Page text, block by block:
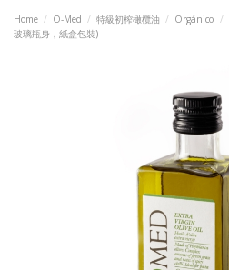
Home O-Med 特級初榨橄欖油 Orgánico
玻璃瓶身，紙盒包裝)